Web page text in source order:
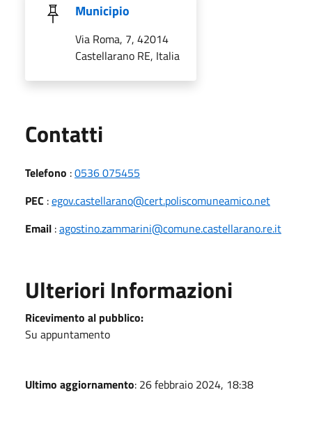
Municipio
Via Roma, 7, 42014
Castellarano RE, Italia
Contatti
Telefono :0536 075455
PEC :egov.castellarano@cert.poliscomuneamico.net
Email :agostino.zammarini@comune.castellarano.re.it
Ulteriori Informazioni
Ricevimento al pubblico:
Su appuntamento
Ultimo aggiornamento: 26 febbraio 2024, 18:38